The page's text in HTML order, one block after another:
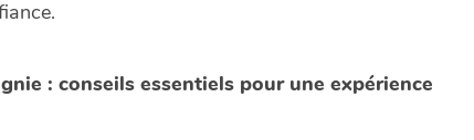
: conseils essentiels pour une expérience